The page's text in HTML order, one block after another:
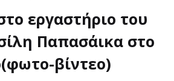
εργαστήριο του
Παπασάικα στο
βίντεο)